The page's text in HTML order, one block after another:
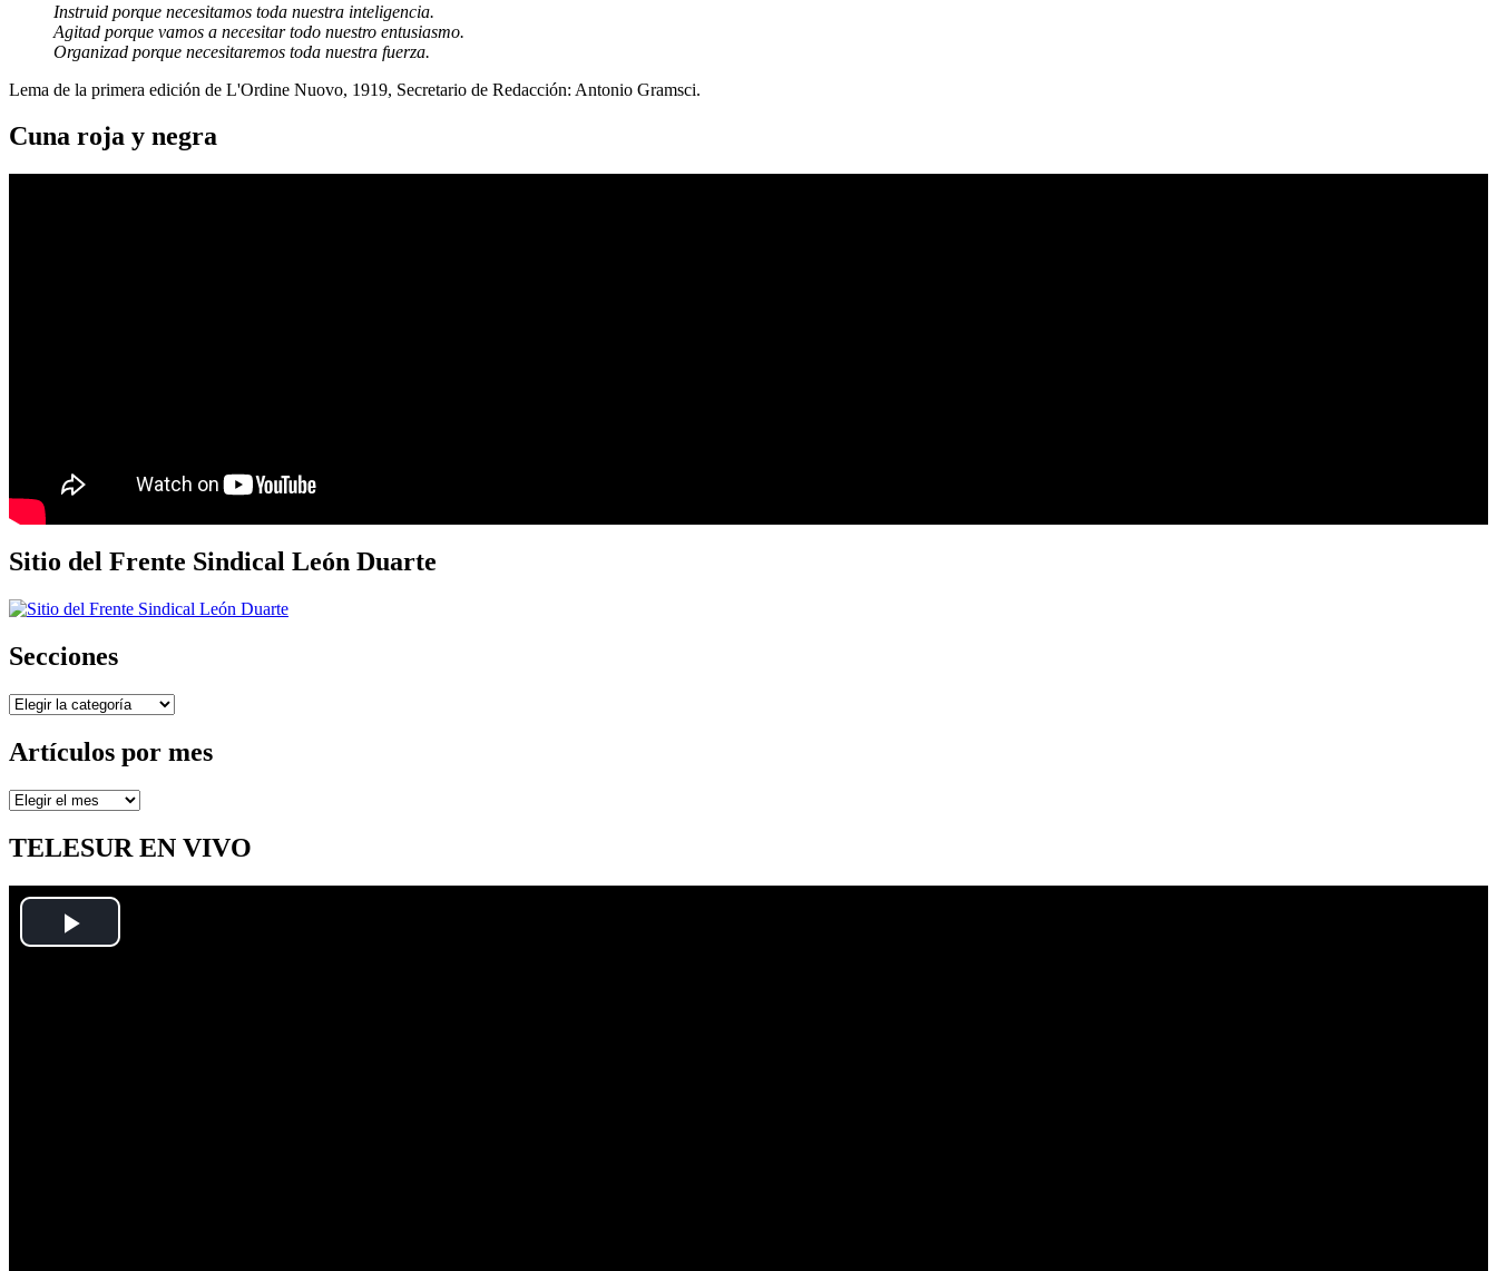
Instruid porque necesitamos toda nuestra inteligencia.
Agitad porque vamos a necesitar todo nuestro entusiasmo.
Organizad porque necesitaremos toda nuestra fuerza.
Lema de la primera edición de L'Ordine Nuovo, 1919, Secretario de Redacción: Antonio Gramsci.
Cuna roja y negra
Sitio del Frente Sindical León Duarte
Secciones
Secciones
Artículos por mes
Artículos
mes
TELESUR EN VIVO